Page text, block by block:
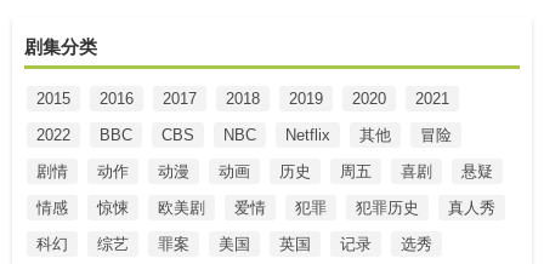
剧集分类
2015 2016 2017 2018 2019 2020
2021
2022
BBC CBS NBC Netflix 其他
冒险
剧情
动作 动漫 动画 历史 周五 喜剧
悬疑
情感
惊悚 欧美剧 爱情 犯罪 犯罪历史
真人秀
科幻
综艺 罪案 美国 英国 记录
选秀